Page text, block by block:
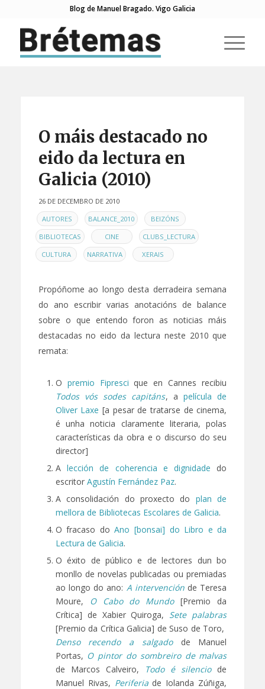
Blog de Manuel Bragado. Vigo Galicia
O máis destacado no
eido da lectura en
Galicia (2010)
26 DE DECEMBRO DE 2010
EN AUTORES , BALANCE_2010 , BEIZÓNS ,
BIBLIOTECAS , CINE , CLUBS_LECTURA ,
CULTURA , NARRATIVA , XERAIS
Propóñome ao longo desta derradeira semana
do ano escribir varias anotacións de balance
sobre o que entendo foron as noticias máis
destacadas no eido da lectura neste 2010 que
remata:
O premio Fipresci que en Cannes recibiu
Todos vós sodes capitáns, apelícula de
Oliver Laxe [a pesar de tratarse de cinema,
é unha noticia claramente literaria, polas
características da obra e o discurso do seu
director]
A lección de coherencia e dignidade do
escritor Agustín Fernández Paz.
A consolidación do proxecto do plan de
mellora de Bibliotecas Escolares de Galicia.
O fracaso doAno [bonsai] do Libro e da
Lectura de Galicia.
O éxito de público e de lectores dun bo
monllo de novelas publicadas ou premiadas
ao longo do ano: A intervenciónde Teresa
Moure,
O Cabo do Mundo[Premio da
Crítica] de Xabier Quiroga, Sete palabras
[Premio da Crítica Galicia] de Suso de Toro,
Denso recendo a salgadode Manuel
Portas, O pintor do sombreiro de malvas
de Marcos Calveiro,
Todo é silenciode
Manuel Rivas, Periferiade Iolanda Zúñiga,